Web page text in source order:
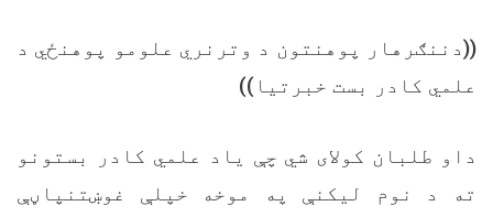
((دننګرهار پوهنتون د وترنري علومو پوهنځي د
علمي کادر بست خبرتيا))
داو طلبان کولای شي چې ياد علمي کادر بستونو
ته د نوم ليکنې په موخه خپلې غوښتنپاڼې